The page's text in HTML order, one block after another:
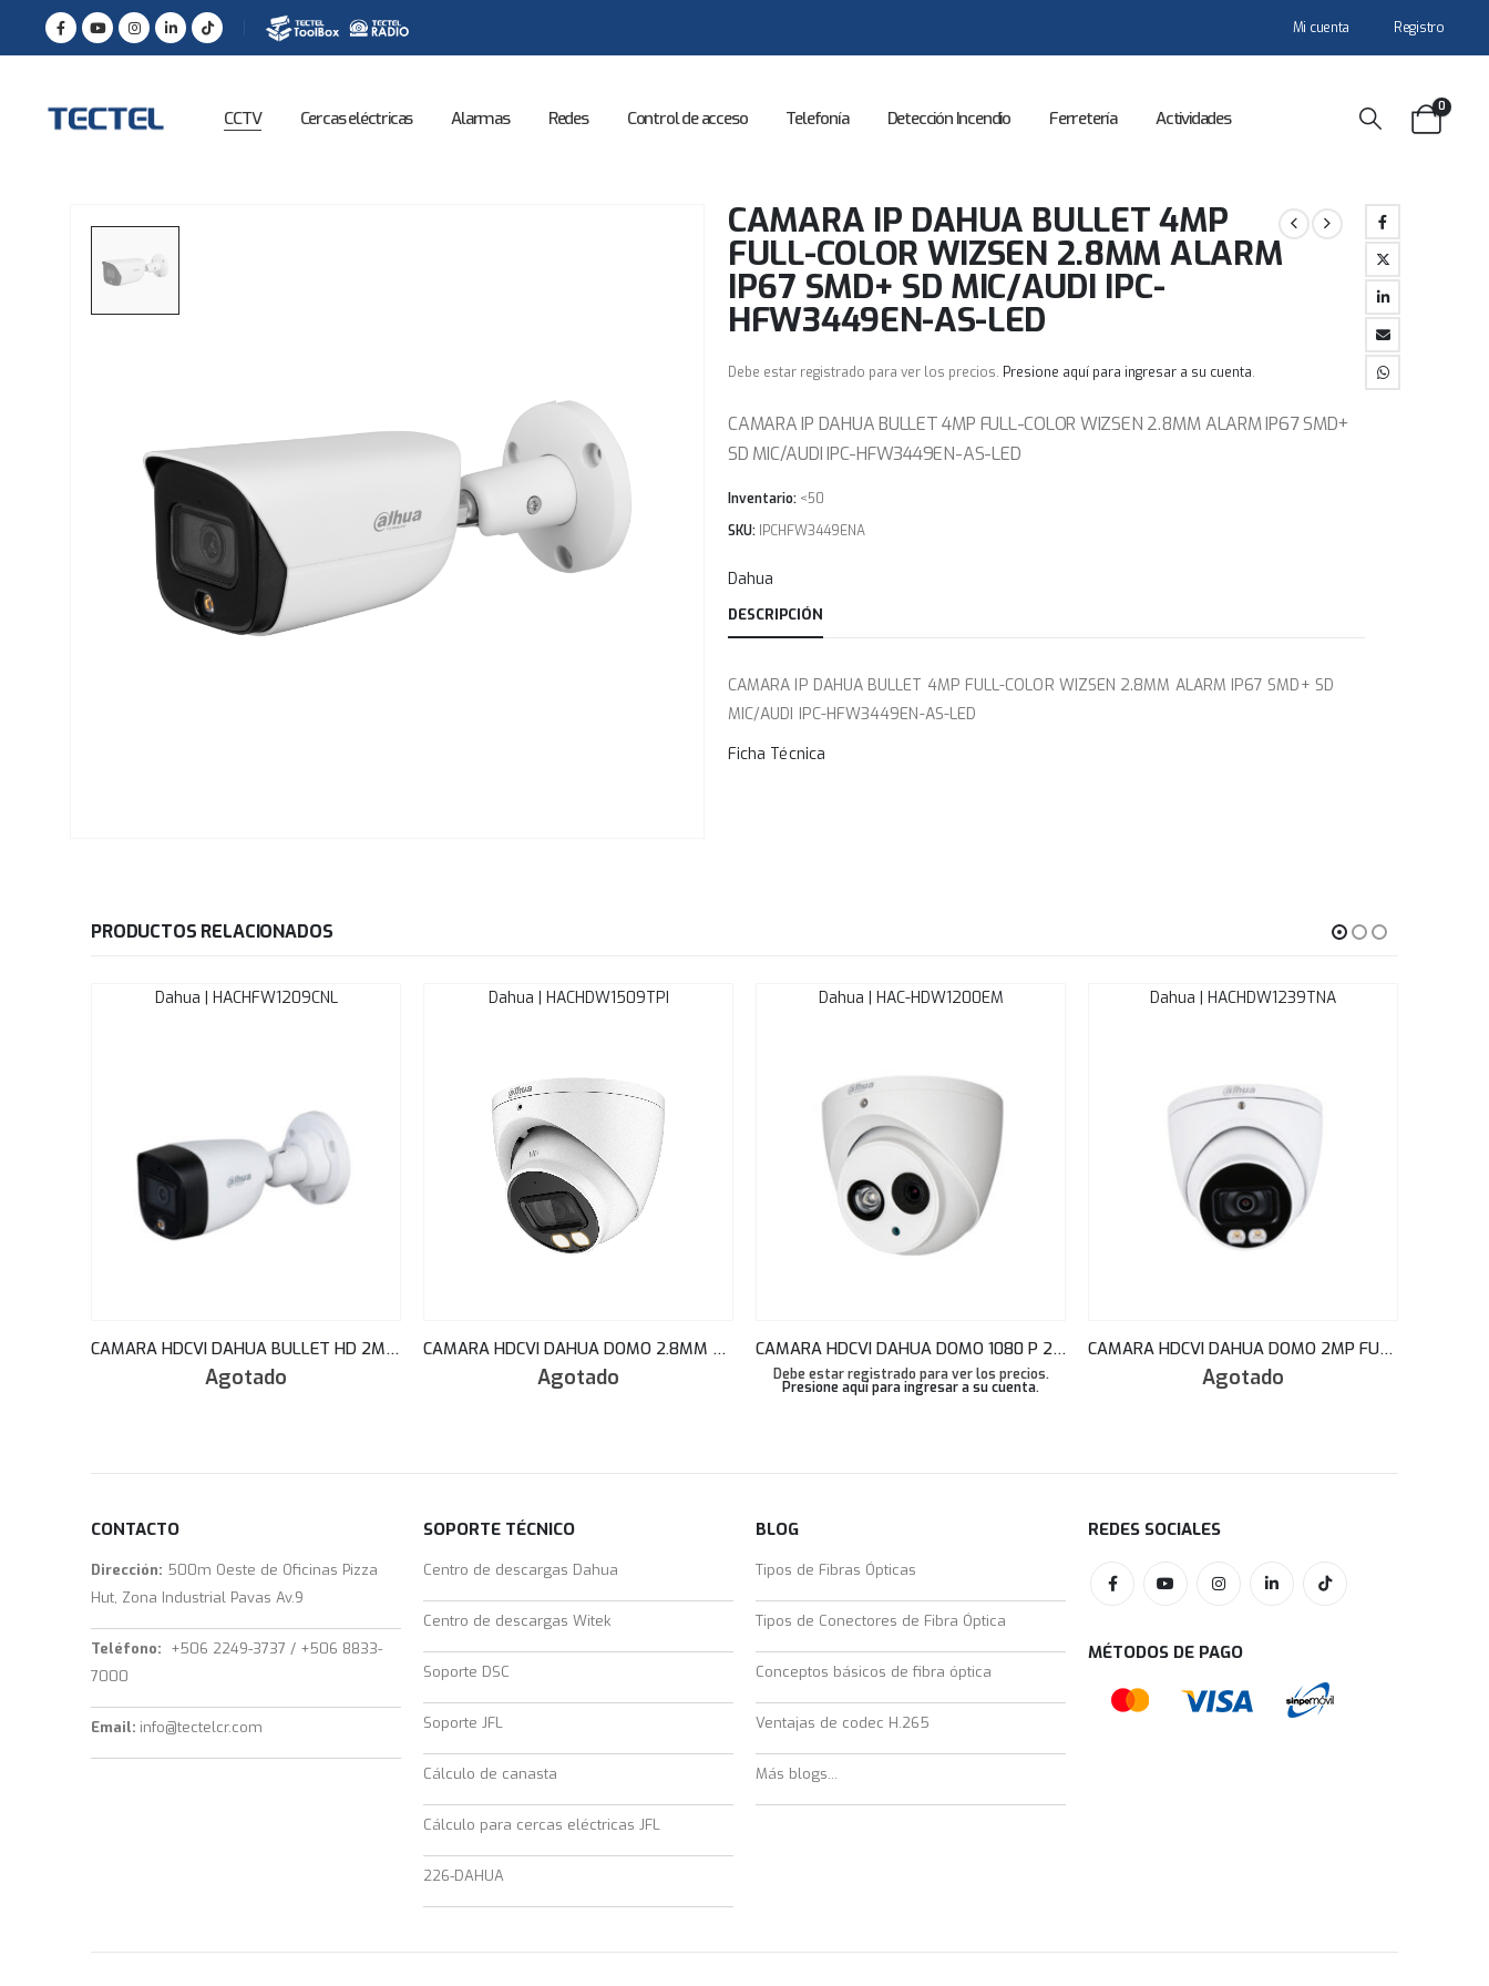
Mi cuenta Registro
CCTV Cercas eléctricas Alarmas Redes Control de acceso Telefonía Detección Incendio Ferretería Actividades
0
CAMARA IP DAHUA BULLET 4MP
FULL-COLOR WIZSEN 2.8MM ALARM
IP67 SMD+ SD MIC/AUDI IPC-
HFW3449EN-AS-LED
Debe estar registrado para ver los precios. Presione aquí para ingresar a su cuenta.
CAMARA IP DAHUA BULLET 4MP FULL-COLOR WIZSEN 2.8MM ALARM IP67 SMD+
SD MIC/AUDI IPC-HFW3449EN-AS-LED
Inventario: <50
SKU: IPCHFW3449ENA
Dahua
DESCRIPCIÓN
CAMARA IP DAHUA BULLET 4MP FULL-COLOR WIZSEN 2.8MM ALARM IP67 SMD+ SD
MIC/AUDI IPC-HFW3449EN-AS-LED
Ficha Técnica
PRODUCTOS RELACIONADOS
Dahua | HACHFW1209CNL
CAMARA HDCVI DAHUA BULLET HD 2MP FULLCOLOR FRENTE METAL STARLIGHT 2.8MM 20MT IP67 HAC-HFW1209CN-LED
Agotado
Dahua | HACHDW1509TPI
CAMARA HDCVI DAHUA DOMO 2.8MM FULL COLOR DOBLE ILUMINADOR 5MP 40M MIC/AUDIO HAC-HDW1509TP-IL-A
Agotado
Dahua | HAC-HDW1200EM
CAMARA HDCVI DAHUA DOMO 1080 P 2.8MM 50 MTS SMART IR METAL, IP67 AUDIO HAC-HDW1200EMN-A
Debe estar registrado para ver los precios.
Presione aquí para ingresar a su cuenta.
Dahua | HACHDW1239TNA
CAMARA HDCVI DAHUA DOMO 2MP FULL-COLOR STARLIGHT HDCVI 2.8MM 40M IP67 MIC METAL HAC-HDW1239TN-A-LED
Agotado
CONTACTO
Dirección: 500m Oeste de Oficinas Pizza
Hut, Zona Industrial Pavas Av.9
Teléfono: +506 2249-3737 / +506 8833-
7000
Email: info@tectelcr.com
SOPORTE TÉCNICO
Centro de descargas Dahua
Centro de descargas Witek
Soporte DSC
Soporte JFL
Cálculo de canasta
Cálculo para cercas eléctricas JFL
226-DAHUA
BLOG
Tipos de Fibras Ópticas
Tipos de Conectores de Fibra Óptica
Conceptos básicos de fibra óptica
Ventajas de codec H.265
Más blogs...
REDES SOCIALES
MÉTODOS DE PAGO